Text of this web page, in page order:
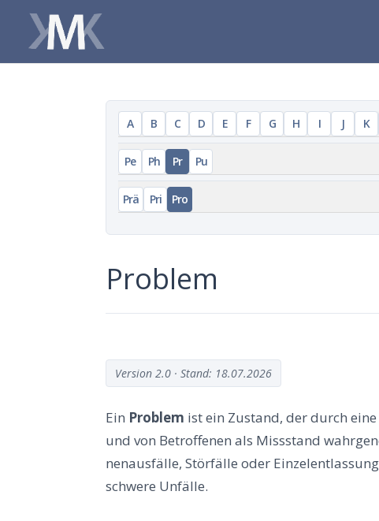
A B C D E F G H I J K
Pe Ph Pr Pu
Prä Pri Pro
Problem
Ver­si­on 2.0 · Stand: 18.07.2026
Ein Pro­blem ist ein Zustand, der durch
und von Betrof­fe­nen als Miss­stand
nen­aus­fäl­le, Stör­fäl­le oder
schwe­re Unfälle.